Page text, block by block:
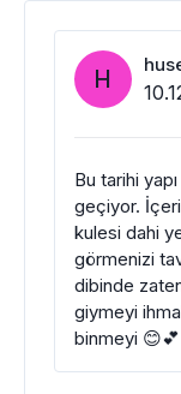
H
Bu tarihi
geçiyor.
kulesi dahi
görmenizi
dibinde
giymeyi
binmeyi 😊💕